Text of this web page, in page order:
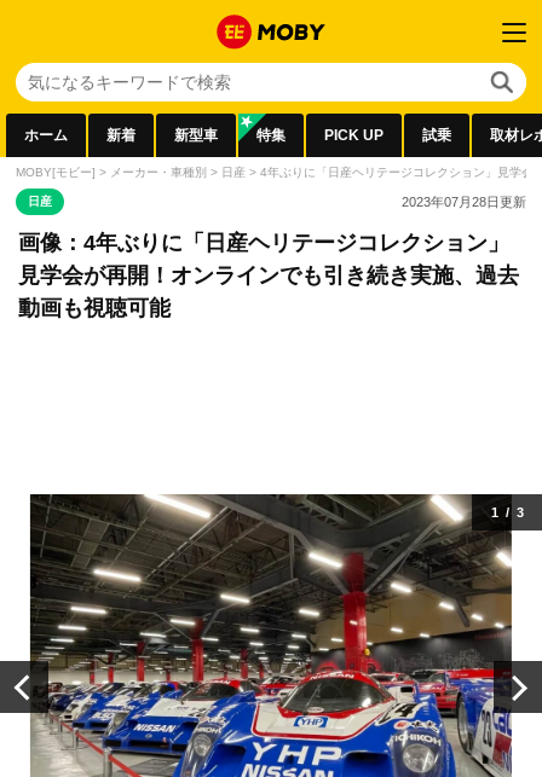
ホーム 新着 新型車 特集 PICK UP 試乗 取材レ
MOBY[モビー] > メーカー・車種別 > 日産 > 4年ぶりに「日産ヘリテージコレクション」見学会
日産 2023年07月28日更新
画像：4年ぶりに「日産ヘリテージコレクション」
見学会が再開！オンラインでも引き続き実施、過去
動画も視聴可能
1/ 3